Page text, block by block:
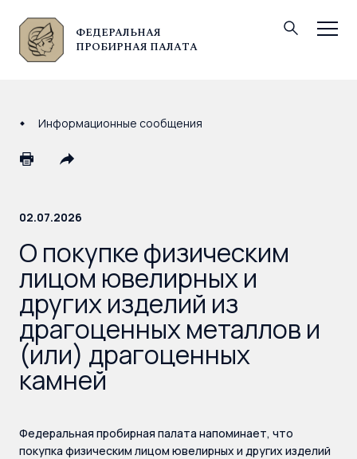
ФЕДЕРАЛЬНАЯ
ПРОБИРНАЯ ПАЛАТА
© Федеральная пробирная палата, 2026
Информационные сообщения
02.07.2026
О покупке физическим
лицом ювелирных и
других изделий из
драгоценных металлов и
(или) драгоценных
камней
Федеральная пробирная палата напоминает, что
покупка физическим лицом ювелирных и других изделий